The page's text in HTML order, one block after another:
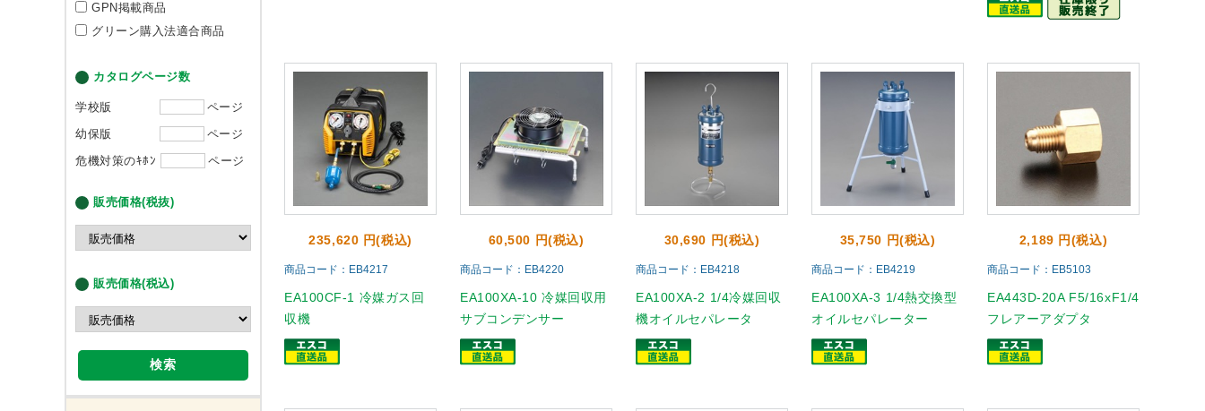
GPN掲載商品
グリーン購入法適合商品
カタログページ数
学校版
ページ
幼保版
ページ
危機対策のｷﾎﾝ
ページ
販売価格(税抜)
販売価格(税込)
検索
235,620 円(税込)
商品コード：EB4217
EA100CF-1 冷媒ガス回
収機
60,500 円(税込)
商品コード：EB4220
EA100XA-10 冷媒回収用
サブコンデンサー
30,690 円(税込)
商品コード：EB4218
EA100XA-2 1/4冷媒回収
機オイルセパレータ
35,750 円(税込)
商品コード：EB4219
EA100XA-3 1/4熱交換型
オイルセパレーター
2,189 円(税込)
商品コード：EB5103
EA443D-20A F5/16xF1/4
フレアーアダプタ